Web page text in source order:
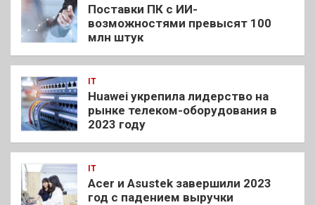
Поставки ПК с ИИ-
возможностями превысят 100
млн штук
IT
Huawei укрепила лидерство на
рынке телеком-оборудования в
2023 году
IT
Acer и Asustek завершили 2023
год с падением выручки